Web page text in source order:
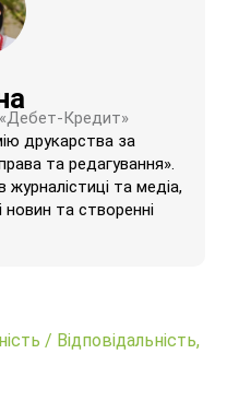
Кредит»
друкарства за
та редагування».
та медіа,
новин та створенні
/ Відповідальність,